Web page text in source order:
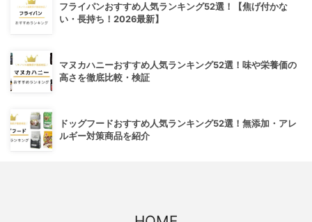
フライパンおすすめ人気ランキング52選！【焦げ付かな
い・長持ち！2026最新】
マヌカハニーおすすめ人気ランキング52選！味や栄養価の
高さを徹底比較・検証
ドッグフードおすすめ人気ランキング52選！無添加・アレ
ルギー対策商品を紹介